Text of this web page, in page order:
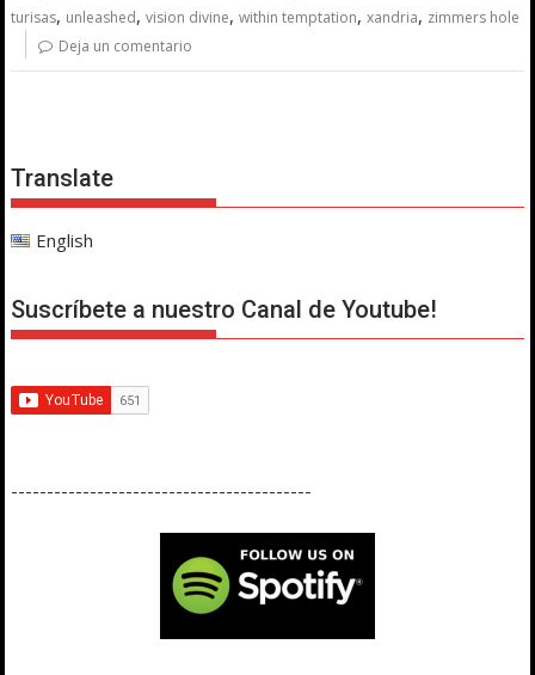
turisas, unleashed,vision divine,within temptation,xandria, zimmers hole
Deja un comentario
Translate
English
Suscríbete a nuestro Canal de Youtube!
------------------------------------------